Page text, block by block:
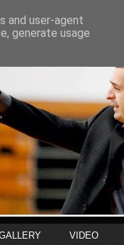
VIDEO
and user-agent
generate usage